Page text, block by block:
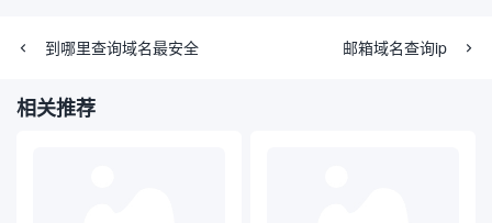
到哪里查询域名最安全 邮箱域名查询ip
相关推荐